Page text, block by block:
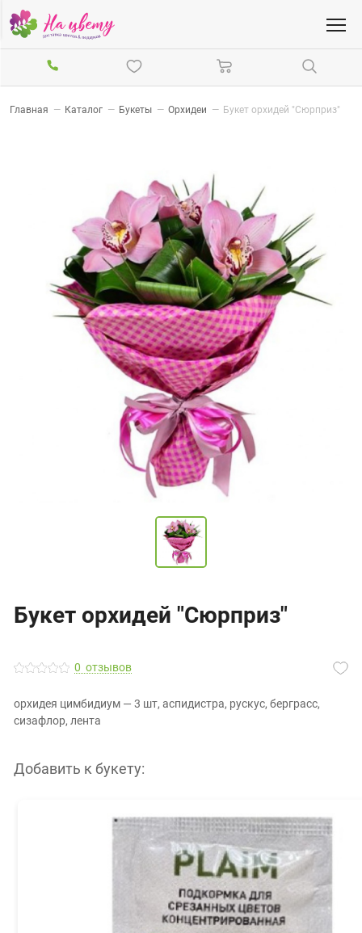
Главная — Каталог — Букеты — Орхидеи — Букет орхидей "Сюрприз"
Букет орхидей "Сюрприз"
0 отзывов
орхидея цимбидиум — 3 шт, аспидистра, рускус, берграсс,
сизафлор, лента
Добавить к букету: